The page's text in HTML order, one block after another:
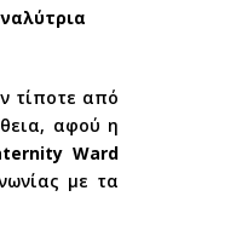
τίποτε από
αφού η
Ward
με τα